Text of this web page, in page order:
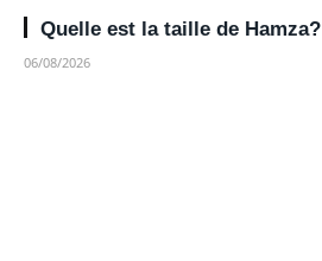
Quelle est la taille de Hamza?
06/08/2026